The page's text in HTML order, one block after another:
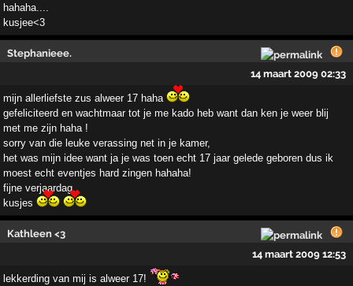
hahaha....
kusjee<3
Stephanieee.
14 maart 2009 02:33
mijn allerliefste zus alweer 17 haha
gefeliciteerd en wachtmaar tot je me kado heb want dan ken je weer blij
met me zijn haha !
sorry van die leuke verassing net in je kamer,
het was mijn idee want ja je was toen echt 17 jaar gelede geboren dus ik
moest echt eventjes hard zingen hahaha!
fijne verjaardag.
kusjes
Kathleen <3
14 maart 2009 12:53
lekkerding van mij is alweer 17!